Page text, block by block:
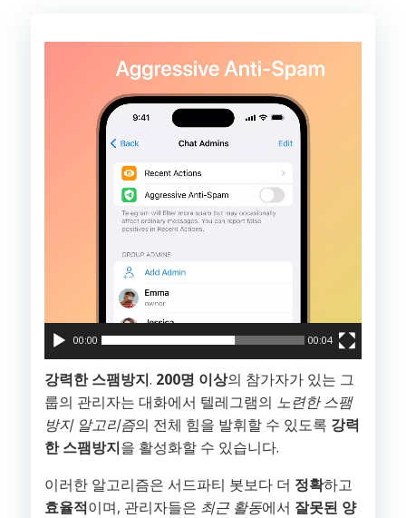
00:00 00:04
강력한 스팸방지. 200명 이상의 참가자가 있는 그
룹의 관리자는 대화에서 텔레그램의 노련한 스팸
방지 알고리즘의 전체 힘을 발휘할 수 있도록 강력
한 스팸방지을 활성화할 수 있습니다.
이러한 알고리즘은 서드파티 봇보다 더 정확하고
효율적이며, 관리자들은 최근 활동에서 잘못된 양